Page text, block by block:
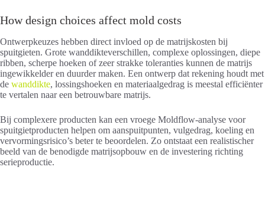
How design choices affect mold costs
Ontwerpkeuzes hebben direct invloed op de matrijskosten bij
spuitgieten. Grote wanddikteverschillen, complexe oplossingen, diepe
ribben, scherpe hoeken of zeer strakke toleranties kunnen de matrijs
ingewikkelder en duurder maken. Een ontwerp dat rekening houdt met
de wanddikte, lossingshoeken en materiaalgedrag is meestal efficiënter
te vertalen naar een betrouwbare matrijs.
Bij complexere producten kan een vroege Moldflow-analyse voor
spuitgietproducten helpen om aanspuitpunten, vulgedrag, koeling en
vervormingsrisico’s beter te beoordelen. Zo ontstaat een realistischer
beeld van de benodigde matrijsopbouw en de investering richting
serieproductie.